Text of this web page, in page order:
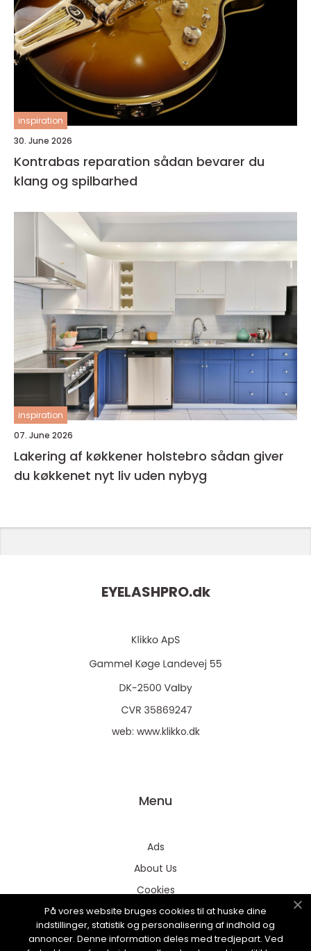
inspiration
30. June 2026
Kontrabas reparation sådan bevarer du
klang og spilbarhed
inspiration
07. June 2026
Lakering af køkkener holstebro sådan giver
du køkkenet nyt liv uden nybyg
EYELASHPRO.dk
web: www.klikko.dk
Menu
Ads
About Us
Cookies
Contact
Sitemap
På vores website bruges cookies til at huske dine
indstillinger, statistik og personalisering af indhold og
annoncer. Denne information deles med tredjepart. Ved